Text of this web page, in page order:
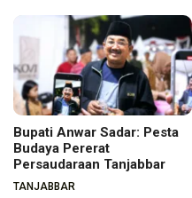
Bupati Anwar Sadar: Pesta
Budaya Pererat
Persaudaraan Tanjabbar
TANJABBAR